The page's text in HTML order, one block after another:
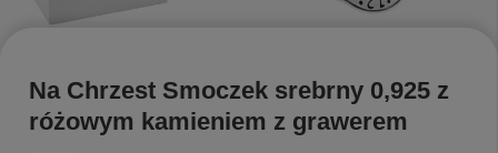
Na Chrzest Smoczek srebrny 0,925 z
różowym kamieniem z grawerem